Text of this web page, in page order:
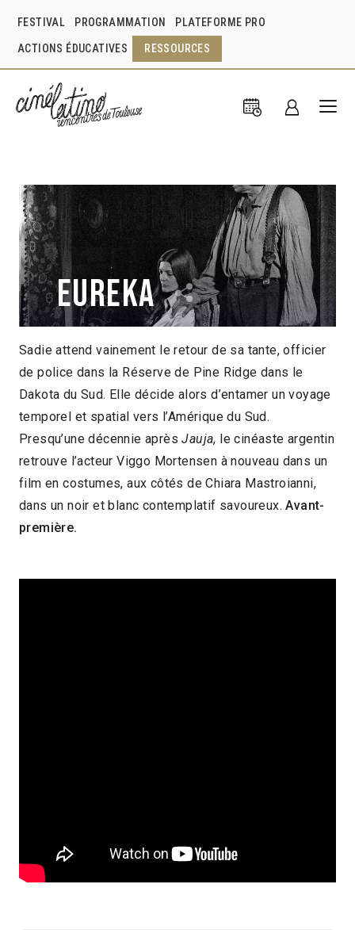
FESTIVAL PROGRAMMATION PLATEFORME PRO
ACTIONS ÉDUCATIVES RESSOURCES
Eureka
Lisandro Alonso Argentine 2023
2h27
2024 > Découvertes Fiction
Sadie attend vainement le retour de sa tante, officier
de police dans la Réserve de Pine Ridge dans le
Dakota du Sud. Elle décide alors d’entamer un voyage
temporel et spatial vers l’Amérique du Sud.
Presqu’une décennie aprèsJauja, le cinéaste argentin
retrouve l’acteur Viggo Mortensen à nouveau dans un
film en costumes, aux côtés de Chiara Mastroianni,
dans un noir et blanc contemplatif savoureux.Avant-
première.